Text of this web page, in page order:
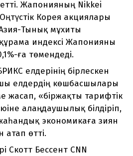
Жапонияның Nikkei
Корея акциялары
Тынық мұхиты
индексі Жапонияны
ға төмендеді.
елдерінің бірлескен
елдердің көшбасшылары
жасап, «біржақты тарифтік
алаңдаушылық білдіріп,
экономикаға зиян
атап өтті.
Бессент CNN